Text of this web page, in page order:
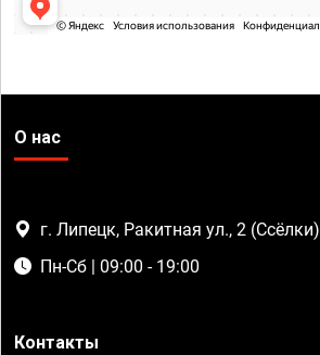
О нас
г. Липецк, Ракитная ул., 2 (Ссёлки)
Пн-Сб | 09:00 - 19:00
Контакты